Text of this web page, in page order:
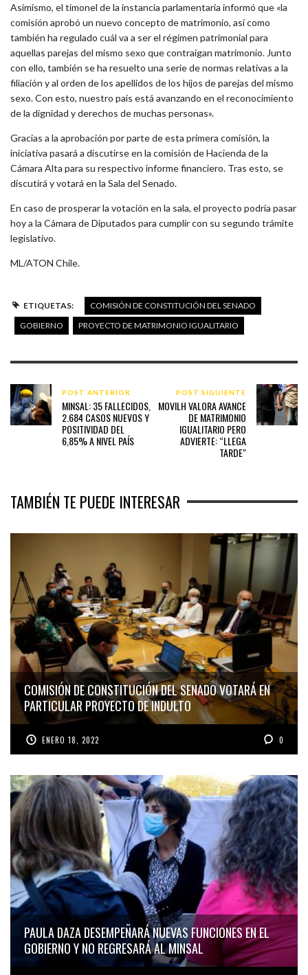
Asimismo, el timonel de la instancia parlamentaria informó que «la
comisión aprobó un nuevo concepto de matrimonio, así como
también ha regulado cuál va a ser el régimen patrimonial para
aquellas parejas del mismo sexo que contraigan matrimonio. Junto
con ello, también se ha resuelto una serie de normas relativas a la
filiación y al orden de los apellidos de los hijos de parejas del mismo
sexo. Con esto, nuestro país está avanzando en el reconocimiento
de la dignidad y derechos de muchas personas».
Gracias a la aprobación por parte de esta primera comisión, la
iniciativa pasará a discutirse en la comisión de Hacienda de la
Cámara Alta para su respectivo informe financiero. Tras esto, se
discutirá y votará en la Sala del Senado.
En caso de prosperar la votación en la sala, el proyecto podría pasar
hoy a la Cámara de Diputados para cumplir con su segundo trámite
legislativo.
ML/ATON Chile.
ETIQUETAS:
COMISIÓN DE CONSTITUCIÓN DEL SENADO
GOBIERNO
PROYECTO DE MATRIMONIO IGUALITARIO
POST ANTERIOR
MINSAL: 35 FALLECIDOS,
2.684 CASOS NUEVOS Y
POSITIVIDAD DEL
6,85% A NIVEL PAÍS
POST SIGUIENTE
MOVILH VALORA AVANCE
DE MATRIMONIO
IGUALITARIO PERO
ADVIERTE: “LLEGA
TARDE"
TAMBIÉN TE PUEDE INTERESAR
COMISIÓN DE CONSTITUCIÓN DEL SENADO VOTARÁ EN
PARTICULAR PROYECTO DE INDULTO
ENERO 18, 2022 0
PAULA DAZA DESEMPEÑARÁ NUEVAS FUNCIONES EN EL
GOBIERNO Y NO REGRESARÁ AL MINSAL